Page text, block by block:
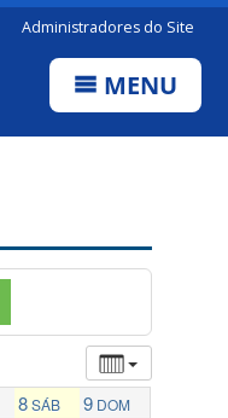
Administradores do Site
MENU
8SÁB 9 DOM